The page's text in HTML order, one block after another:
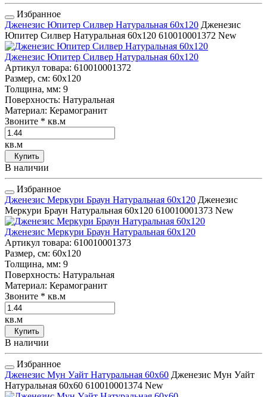
Избранное
Дженезис Юпитер Силвер Натуральная 60x120 Дженезис
Юпитер Силвер Натуральная 60x120 610010001372 New
Дженезис Юпитер Силвер Натуральная 60x120
Артикул товара: 610010001372
Размер, см: 60x120
Толщина, мм: 9
Поверхность: Натуральная
Материал: Керамогранит
Звоните * кв.м
кв.м
Купить
В наличии
Избранное
Дженезис Меркури Браун Натуральная 60x120 Дженезис
Меркури Браун Натуральная 60x120 610010001373 New
Дженезис Меркури Браун Натуральная 60x120
Артикул товара: 610010001373
Размер, см: 60x120
Толщина, мм: 9
Поверхность: Натуральная
Материал: Керамогранит
Звоните * кв.м
кв.м
Купить
В наличии
Избранное
Дженезис Мун Уайт Натуральная 60x60 Дженезис Мун Уайт
Натуральная 60x60 610010001374 New